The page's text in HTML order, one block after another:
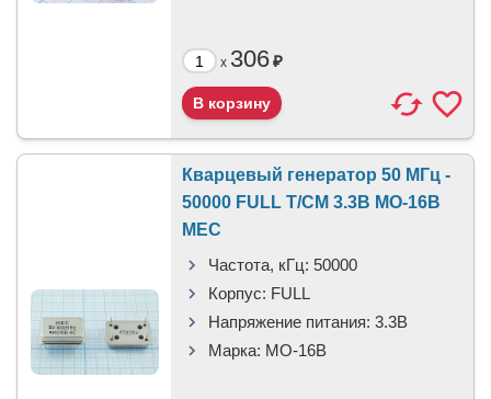
x 306₽
Кварцевый генератор 50 МГц -
50000 FULL T/CM 3.3В MO-16B
MEC
Частота, кГц: 50000
Корпус: FULL
Напряжение питания: 3.3В
Марка: MO-16B